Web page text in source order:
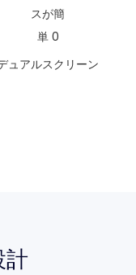
ュアルスクリーン
計